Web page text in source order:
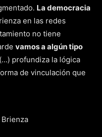
La democracia
en las redes
no tiene
vamos a algún tipo
profundiza la lógica
de vinculación que